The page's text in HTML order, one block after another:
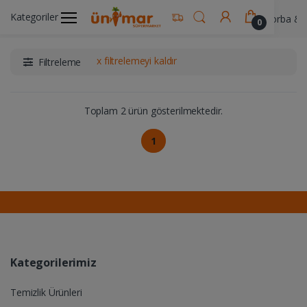
Kategoriler 0
Ünimar Anasayfa Gıda & Yemek Ürünleri Çorba &
Filtreleme x filtrelemeyi kaldır
Toplam 2 ürün gösterilmektedir.
1
Kategorilerimiz
Temizlik Ürünleri